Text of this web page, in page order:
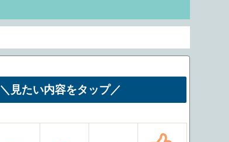
＼見たい内容をタップ／